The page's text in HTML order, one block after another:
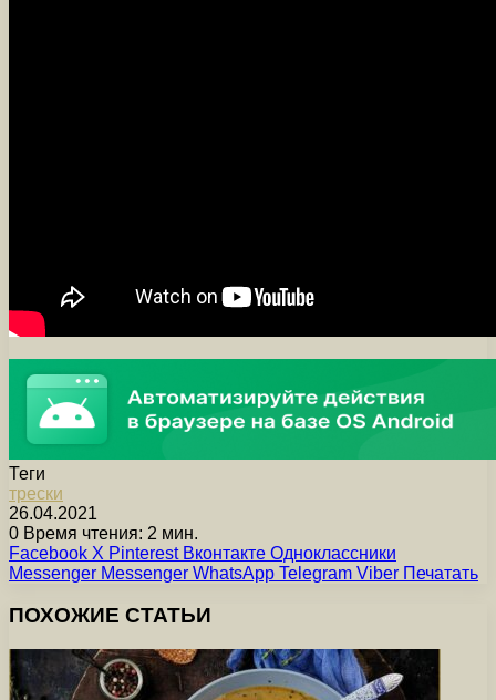
Теги
трески
26.04.2021
0 Время чтения: 2 мин.
Facebook X Pinterest Вконтакте Одноклассники
Messenger Messenger WhatsApp Telegram Viber Печатать
ПОХОЖИЕ СТАТЬИ